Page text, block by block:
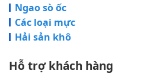
Ngao sò ốc
Các loại mực
Hải sản khô
Hỗ trợ khách hàng